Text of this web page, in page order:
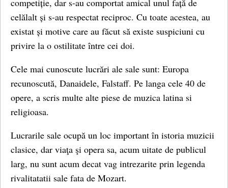
competiție, dar s-au comportat amical unul față de
celălalt și s-au respectat reciproc. Cu toate acestea, au
existat și motive care au făcut să existe suspiciuni cu
privire la o ostilitate între cei doi.
Cele mai cunoscute lucrări ale sale sunt: Europa
recunoscută, Danaidele, Falstaff. Pe langa cele 40 de
opere, a scris multe alte piese de muzica latina si
religioasa.
Lucrarile sale ocupă un loc important în istoria muzicii
clasice, dar viaţa şi opera sa, acum uitate de publicul
larg, nu sunt acum decat vag intrezarite prin legenda
rivalitatatii sale fata de Mozart.